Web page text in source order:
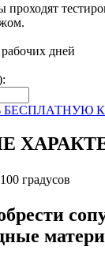
проходят
дней
БЕСПЛАТНУЮ
градусов